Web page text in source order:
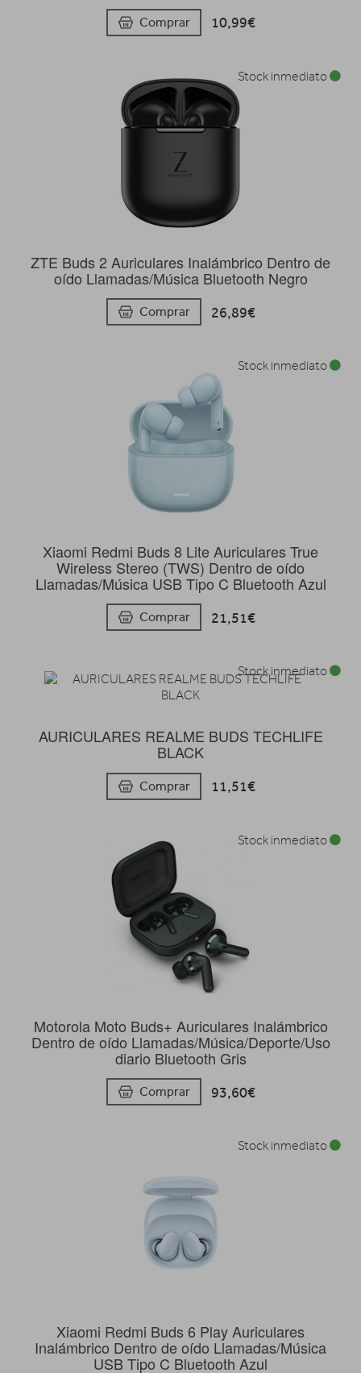
Comprar 10,99€
ZTE Buds 2 Auriculares Inalámbrico Dentro de
oído Llamadas/Música Bluetooth Negro
Comprar 26,89€
Stock inmediato
Xiaomi Redmi Buds 8 Lite Auriculares True
Wireless Stereo (TWS) Dentro de oído
Llamadas/Música USB Tipo C Bluetooth Azul
Comprar 21,51€
Stock inmediato
AURICULARES REALME BUDS TECHLIFE
BLACK
Comprar 11,51€
Stock inmediato
Motorola Moto Buds+ Auriculares Inalámbrico
Dentro de oído Llamadas/Música/Deporte/Uso
diario Bluetooth Gris
Comprar 93,60€
Stock inmediato
Xiaomi Redmi Buds 6 Play Auriculares
Inalámbrico Dentro de oído Llamadas/Música
USB Tipo C Bluetooth Azul
Stock inmediato